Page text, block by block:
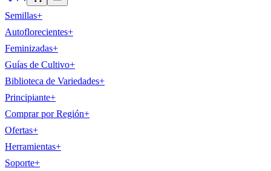
Semillas+
Autoflorecientes+
Feminizadas+
Guías de Cultivo+
Biblioteca de Variedades+
Principiante+
Comprar por Región+
Ofertas+
Herramientas+
Soporte+